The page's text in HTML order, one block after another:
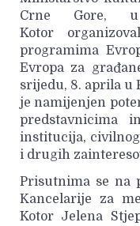
Crne Gore,
Kotor
programima
Evropa za
srijedu, 8. aprila u
je namijenjen
predstavnicima
institucija,
i drugih
Prisutnima se na
Kancelarije za
Kotor Jelena